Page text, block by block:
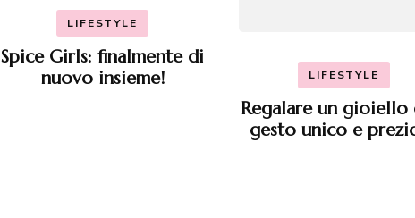
LIFESTYLE
Spice Girls: finalmente di
nuovo insieme!
LIFESTYLE
Regalare un gioiello
gesto unico e